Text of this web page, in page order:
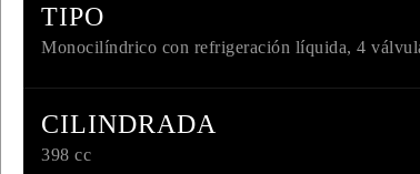
TIPO
Monocilíndrico con refrigeración líquida, 4
CILINDRADA
398 cc